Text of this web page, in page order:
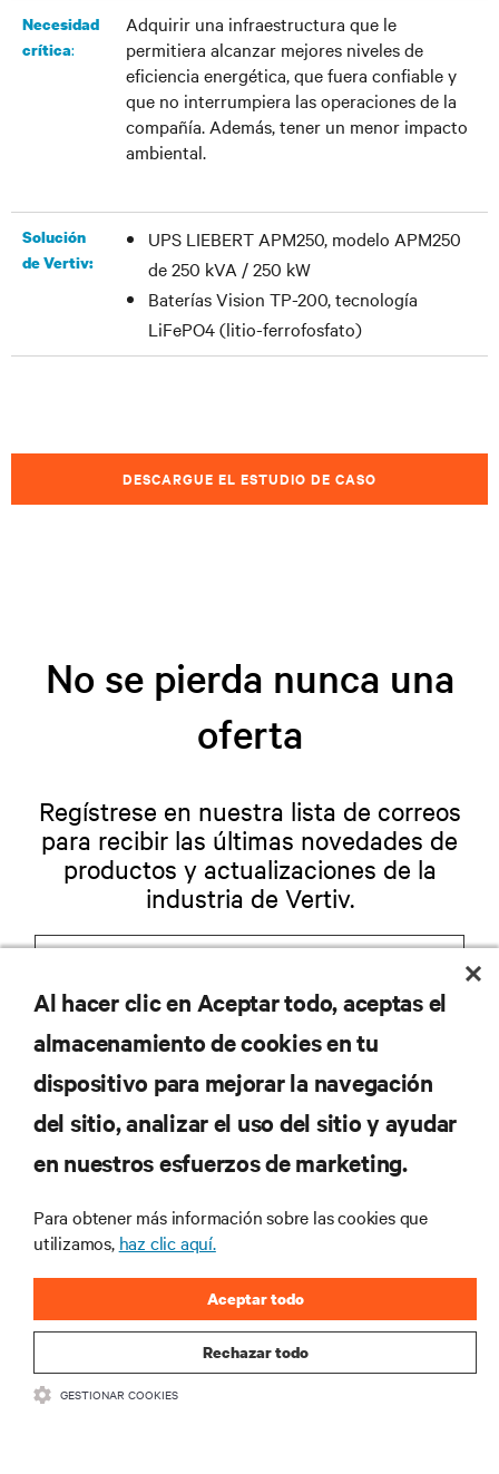
Necesidad
crítica:
Adquirir una infraestructura que le
permitiera alcanzar mejores niveles de
eficiencia energética, que fuera confiable y
que no interrumpiera las operaciones de la
compañía. Además, tener un menor impacto
ambiental.
Solución
de Vertiv:
UPS LIEBERT APM250, modelo APM250
de 250 kVA / 250 kW
Baterías Vision TP-200, tecnología
LiFePO4 (litio-ferrofosfato)
DESCARGUE EL ESTUDIO DE CASO
No se pierda nunca una
oferta
Regístrese en nuestra lista de correos
para recibir las últimas novedades de
productos y actualizaciones de la
industria de Vertiv.
REGISTRARSE
RECURSOS
SOPORTE
CORPORATIVO
Al hacer clic en Aceptar todo, aceptas el
almacenamiento de cookies en tu
dispositivo para mejorar la navegación
del sitio, analizar el uso del sitio y ayudar
en nuestros esfuerzos de marketing.
Para obtener más información sobre las cookies que
utilizamos, haz clic aquí.
Rechazar todo
Aceptar todo
GESTIONAR COOKIES